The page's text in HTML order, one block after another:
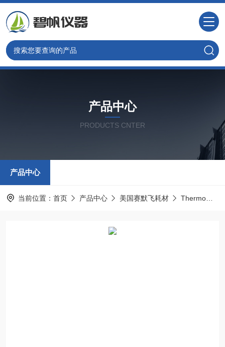
产品中心
PRODUCTS CNTER
产品中心
当前位置： 首页 产品中心 美国赛默飞耗材 Thermo热电配件耗材